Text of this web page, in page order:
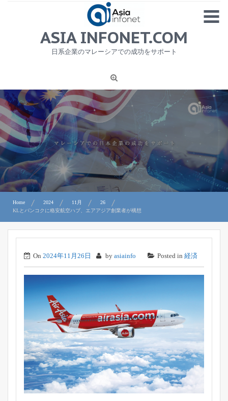
MENU
1
ニュース
労務サービス
プライバシーポリシー及び著作権について
お問合せ
ASIA INFONET.COM
日系企業のマレーシアでの成功をサポート
Home 2024 11月
26
KLとバンコクに格安航空ハブ、エアアジア創業者が構想
On 2024年11月26日 by asiainfo Posted in 経済